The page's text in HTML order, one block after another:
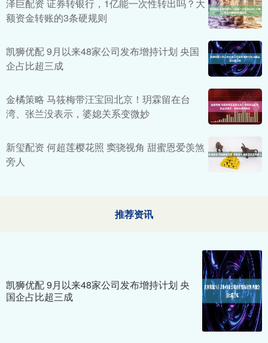
泽巨配资 证券转银行，1亿能一次性转出吗？大
额资金转账的3条硬规则
凯狮优配 9月以来48家公司发布增持计划 央国
企占比超三成
金橘策略 马筱梅带汪宝回北京！玥霖留在台
湾、张兰没表示，婆媳关系变微妙
新玺配资 何超莲樱花照 窦骁视角 甜蜜恩爱羡煞
旁人
推荐资讯
凯狮优配 9月以来48家公司发布增持计划 央
国企占比超三成